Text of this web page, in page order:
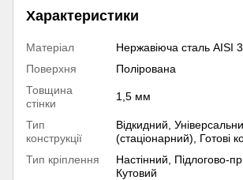
Характеристики
Матеріал
Нержавіюча сталь AISI
Поверхня
Полірована
Товщина
стінки
1,5 мм
Тип
конструкції
Відкидний,
(стаціонарний), Готові
Тип кріплення
Настінний, Підлогово-
Кутовий